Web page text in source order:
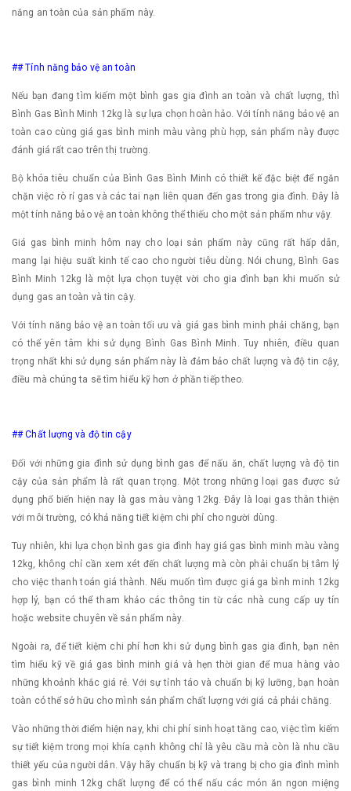
năng an toàn của sản phẩm này.
## Tính năng bảo vệ an toàn
Nếu bạn đang tìm kiếm một bình gas gia đình an toàn và chất lượng, thì
Bình Gas Bình Minh 12kg là sự lựa chọn hoàn hảo. Với tính năng bảo vệ an
toàn cao cùng giá gas bình minh màu vàng phù hợp, sản phẩm này được
đánh giá rất cao trên thị trường.
Bộ khóa tiêu chuẩn của Bình Gas Bình Minh có thiết kế đặc biệt để ngăn
chặn việc rò rỉ gas và các tai nạn liên quan đến gas trong gia đình. Đây là
một tính năng bảo vệ an toàn không thể thiếu cho một sản phẩm như vậy.
Giá gas bình minh hôm nay cho loại sản phẩm này cũng rất hấp dẫn,
mang lại hiệu suất kinh tế cao cho người tiêu dùng. Nói chung, Bình Gas
Bình Minh 12kg là một lựa chọn tuyệt vời cho gia đình bạn khi muốn sử
dụng gas an toàn và tin cậy.
Với tính năng bảo vệ an toàn tối ưu và giá gas bình minh phải chăng, bạn
có thể yên tâm khi sử dụng Bình Gas Bình Minh. Tuy nhiên, điều quan
trọng nhất khi sử dụng sản phẩm này là đảm bảo chất lượng và độ tin cậy,
điều mà chúng ta sẽ tìm hiểu kỹ hơn ở phần tiếp theo.
## Chất lượng và độ tin cậy
Đối với những gia đình sử dụng bình gas để nấu ăn, chất lượng và độ tin
cậy của sản phẩm là rất quan trọng. Một trong những loại gas được sử
dụng phổ biến hiện nay là gas màu vàng 12kg. Đây là loại gas thân thiện
với môi trường, có khả năng tiết kiệm chi phí cho người dùng.
Tuy nhiên, khi lựa chọn bình gas gia đình hay giá gas bình minh màu vàng
12kg, không chỉ cần xem xét đến chất lượng mà còn phải chuẩn bị tâm lý
cho việc thanh toán giá thành. Nếu muốn tìm được giá ga bình minh 12kg
hợp lý, bạn có thể tham khảo các thông tin từ các nhà cung cấp uy tín
hoặc website chuyên về sản phẩm này.
Ngoài ra, để tiết kiệm chi phí hơn khi sử dụng bình gas gia đình, bạn nên
tìm hiểu kỹ về giá gas bình minh giá và hẹn thời gian để mua hàng vào
những khoảnh khắc giá rẻ. Với sự tỉnh táo và chuẩn bị kỹ lưỡng, bạn hoàn
toàn có thể sở hữu cho mình sản phẩm chất lượng với giá cả phải chăng.
Vào những thời điểm hiện nay, khi chi phí sinh hoạt tăng cao, việc tìm kiếm
sự tiết kiệm trong mọi khía cạnh không chỉ là yêu cầu mà còn là nhu cầu
thiết yếu của người dân. Vậy hãy chuẩn bị kỹ và trang bị cho gia đình mình
gas bình minh 12kg chất lượng để có thể nấu các món ăn ngon miệng